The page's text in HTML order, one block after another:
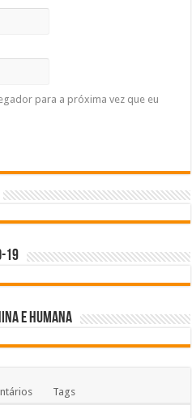
para a próxima vez que eu
19
e Humana
Tags